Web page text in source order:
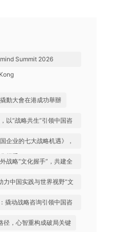
Summit 2026
動大會在港成功舉辦
以“战略共生”引领中国咨
企业的七大战略机遇》，
握手”
战略“文化握手”，共建全
力中国实践与世界视野“文
撬动战略咨询引领中国咨
径，心智重构成破局关键